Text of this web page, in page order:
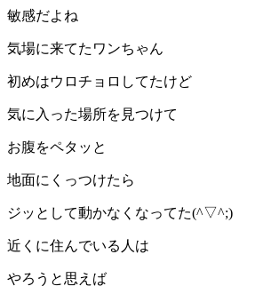
敏感だよね
気場に来てたワンちゃん
初めはウロチョロしてたけど
気に入った場所を見つけて
お腹をペタッと
地面にくっつけたら
ジッとして動かなくなってた(^▽^;)
近くに住んでいる人は
やろうと思えば